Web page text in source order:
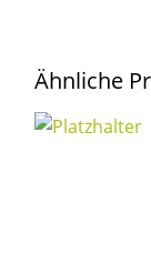
für
3G/HD/SD,
Decimator
Ähnliche